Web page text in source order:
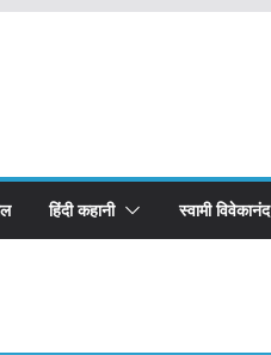
हिंदी कहानी स्वामी विवेकानंद